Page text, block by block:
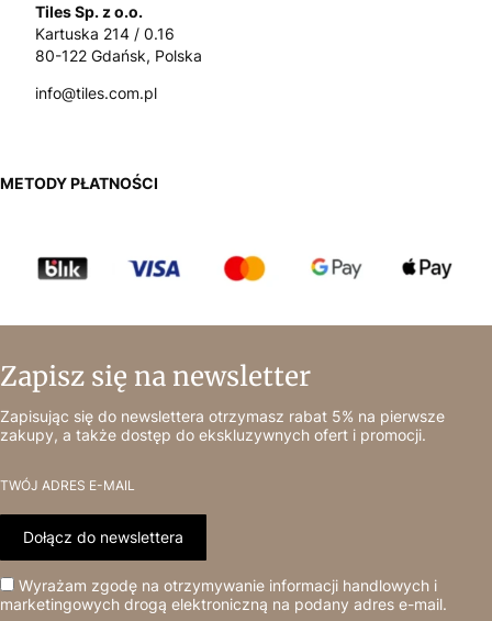
Tiles Sp. z o.o.
Kartuska 214 / 0.16
80-122 Gdańsk, Polska
info@tiles.com.pl
METODY PŁATNOŚCI
Zapisz się na newsletter
Zapisując się do newslettera otrzymasz rabat 5% na pierwsze
zakupy, a także dostęp do ekskluzywnych ofert i promocji.
TWÓJ ADRES E-MAIL
Dołącz do newslettera
Wyrażam zgodę na otrzymywanie informacji handlowych i
marketingowych drogą elektroniczną na podany adres e-mail.